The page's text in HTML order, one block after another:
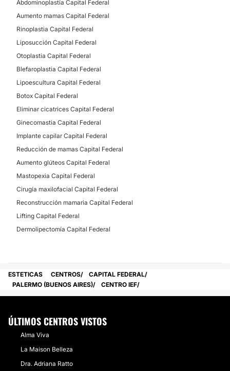
DERMATOLOGÍA ESTÉTICA
Eliminar cicatrices
TRATAMIENTOS DE BELLEZA
Abdominoplastía Capital Federal
Aumento mamas Capital Federal
Rinoplastia Capital Federal
Liposucción Capital Federal
Otoplastia Capital Federal
Blefaroplastia Capital Federal
Lipoescultura Capital Federal
Botox Capital Federal
Eliminar cicatrices Capital Federal
Ginecomastia Capital Federal
Implante capilar Capital Federal
Reducción de mamas Capital Federal
Aumento glúteos Capital Federal
Mastopexia Capital Federal
Cirugía maxilofacial Capital Federal
Reconstrucción mamaria Capital Federal
Lifting Capital Federal
Dermolipectomía Capital Federal
ESTETICAS CENTROS
CAPITAL FEDERAL
PALERMO (BUENOS AIRES)
CENTRO IEF
ÚLTIMOS CENTROS VISTOS
Alma Viva
La Maison Belleza
Dra. Adriana Ratto